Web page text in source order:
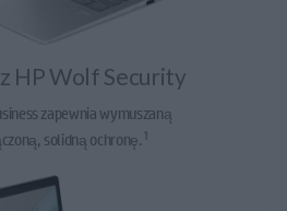
HP Wolf Security
zapewnia wymuszaną
solidną ochronę.1